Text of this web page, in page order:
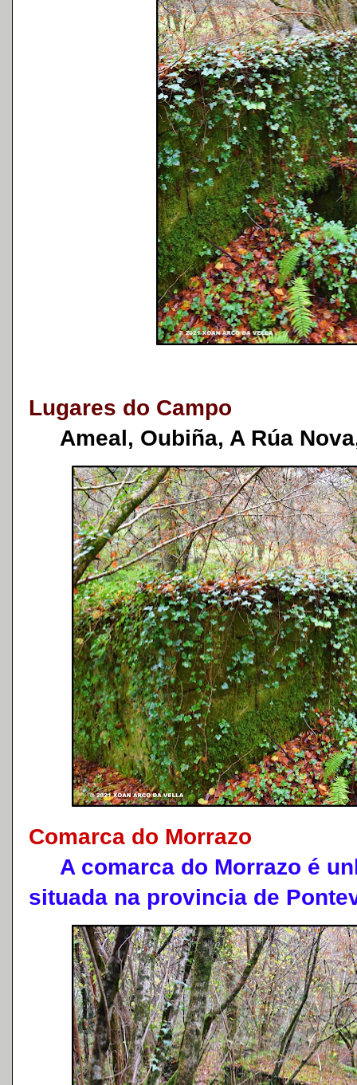
Lugares do Campo
Ameal, Oubiña, A Rúa
Comarca do Morrazo
A comarca do Morrazo é
situada na provincia de